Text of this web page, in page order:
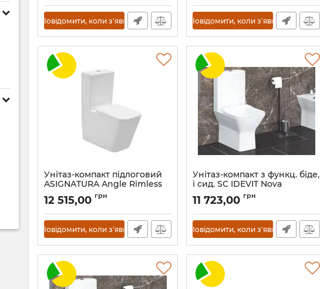
Повідомити, коли з'явиться
Артикул:37872505
Повідомити, коли з'явиться
Унітаз-компакт підлоговий
ASIGNATURA Angle Rimless
Артикул: 87802505
12 515,00 грн
Повідомити, коли з'явиться
Унітаз-компакт з функц. біде,
і сид. SC IDEVIT Nova
Артикул: SETK3504-0315-001-1-6100
11 723,00 грн
Повідомити, коли з'явиться